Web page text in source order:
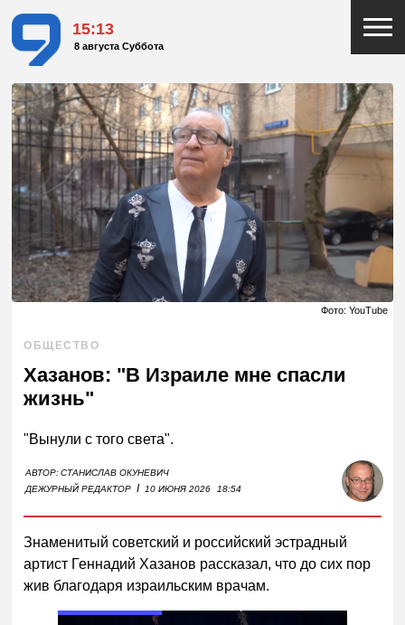
15:13
8 августа Суббота
Фото: YouTube
ОБЩЕСТВО
Хазанов: "В Израиле мне спасли
жизнь"
"Вынули с того света".
АВТОР:СТАНИСЛАВ ОКУНЕВИЧ
ДЕЖУРНЫЙ РЕДАКТОР I 10 ИЮНЯ 2026 18:54
Знаменитый советский и российский эстрадный
артист Геннадий Хазанов рассказал, что до сих пор
жив благодаря израильским врачам.